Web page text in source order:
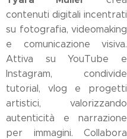
contenuti digitali incentrati
su fotografia, videomaking
e comunicazione visiva.
Attiva su YouTube e
Instagram, condivide
tutorial, vlog e progetti
artistici, valorizzando
autenticità e narrazione
per immagini. Collabora